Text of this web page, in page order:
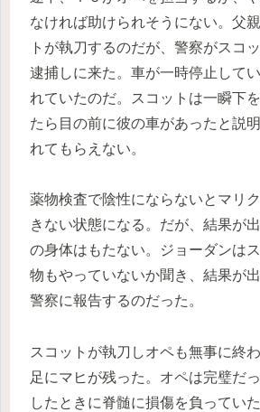
なければ助けられそうにない。父
トが執刀するのだが、警察がスコ
逮捕しに来た。車が一時停止して
れていたのだ。スコットは一瞬下
たら目の前に彼の車があったと説
れてもらえない。
薬物検査で陰性にならないとマリ
きない状態になる。だが、結果が
の身体はもたない。ジョーダンは
物もやっていないか聞き、結果が
警察に報告するのだった。
スコットが執刀しオペも無事に終
足にマヒが残った。オペは完璧だ
したときに脊髄に損傷を負ってい